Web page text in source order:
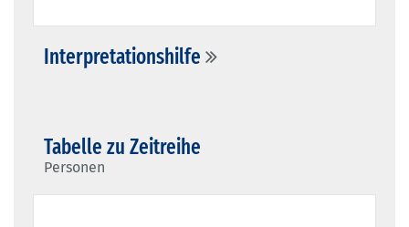
Interpretationshilfe
Tabelle zu Zeitreihe
Personen